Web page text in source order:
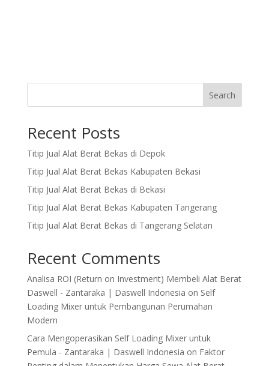
Search
Recent Posts
Titip Jual Alat Berat Bekas di Depok
Titip Jual Alat Berat Bekas Kabupaten Bekasi
Titip Jual Alat Berat Bekas di Bekasi
Titip Jual Alat Berat Bekas Kabupaten Tangerang
Titip Jual Alat Berat Bekas di Tangerang Selatan
Recent Comments
Analisa ROI (Return on Investment) Membeli Alat Berat
Daswell - Zantaraka | Daswell Indonesia on Self
Loading Mixer untuk Pembangunan Perumahan
Modern
Cara Mengoperasikan Self Loading Mixer untuk
Pemula - Zantaraka | Daswell Indonesia on Faktor